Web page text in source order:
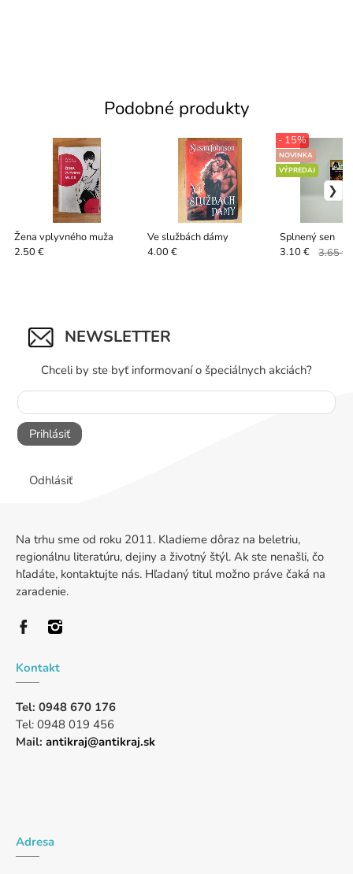
Podobné produkty
Žena vplyvného muža
2.50 €
Ve službách dámy
4.00 €
Splnený sen
NOVINKA
VÝPREDAJ
- 15%
3.10 € 3.65 €
NEWSLETTER
Chceli by ste byť informovaní o špeciálnych akciách?
Prihlásiť
Odhlásiť
Na trhu sme od roku 2011. Kladieme dôraz na beletriu,
regionálnu literatúru, dejiny a životný štýl. Ak ste nenašli, čo
hľadáte, kontaktujte nás. Hľadaný titul možno práve čaká na
zaradenie.
Kontakt
Tel: 0948 670 176
Tel: 0948 019 456
Mail: antikraj@antikraj.sk
Adresa